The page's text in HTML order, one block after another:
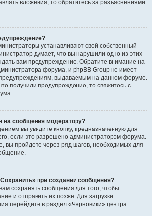
вложения, то обратитесь за разъяснениями
устанавливают свой собственный
думает, что вы нарушили одно из этих
вам предупреждение. Обратите внимание на
форума, и phpBB Group не имеет
предупреждениям, выдаваемым на данном форуме.
получили предупреждение, то свяжитесь с
на сообщения модератору?
вы увидите кнопку, предназначенную для
если это разрешено администратором форума.
вы пройдете через ряд шагов, необходимых для
при создании сообщения?
сохранять сообщения для того, чтобы
и отправить их позже. Для загрузки
перейдите в раздел «Черновики» центра